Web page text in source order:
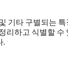
기타 구별되는
리하고 식별할